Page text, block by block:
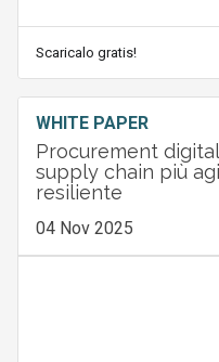
Scaricalo gratis!
WHITE PAPER
Procurement
supply chain più
resiliente
04 Nov 2025